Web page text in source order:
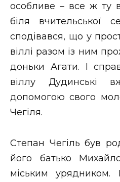
особливе – все ж ту
біля вчительської
сподівався, що у
віллі разом із ним
доньки Агати. І
віллу Дудинські
допомогою свого
Чегіля.
Степан Чегіль був
його батько
міським урядником.